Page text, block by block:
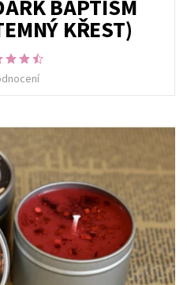
BAPTISM
KŘEST)